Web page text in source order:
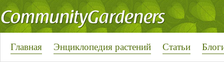
Главная Энциклопедия растений Статьи